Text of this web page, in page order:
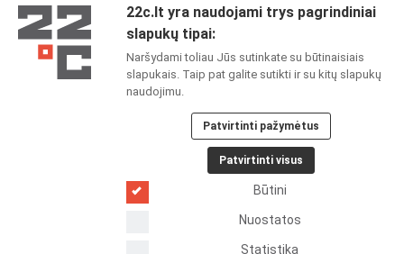
Perskaičiau ir sutinku su 22CPrivatumo politika
22C SOCIALINIUOSE TINKLUOSE:
22c.lt yra naudojami trys pagrindiniai
slapukų tipai:
Naršydami toliau Jūs sutinkate su būtinaisiais
slapukais. Taip pat galite sutikti ir su kitų slapukų
naudojimu.
Patvirtinti pažymėtus
Patvirtinti visus
Būtini
Nuostatos
Statistika